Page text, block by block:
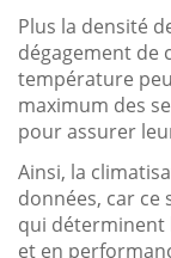
Plus la densité
dégagement de
température
maximum des
pour assurer
Ainsi, la
données, car ce
qui déterminent
et en